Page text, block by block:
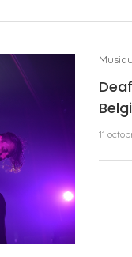
11